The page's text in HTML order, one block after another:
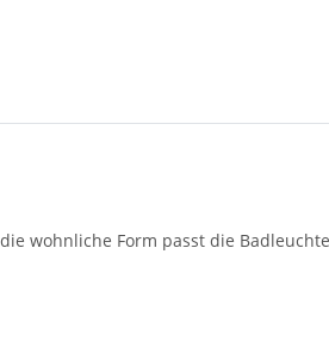
wohnliche Form passt die